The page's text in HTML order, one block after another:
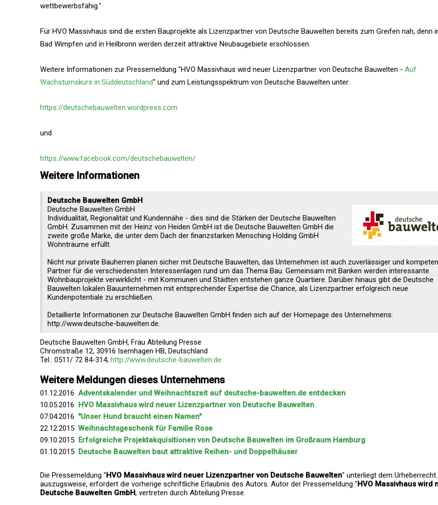
wettbewerbsfähig."
Für HVO Massivhaus sind die ersten Bauprojekte als Lizenzpartner von Deutsche Bauwelten bereits zum Greifen nah, denn
Bad Wimpfen und in Heilbronn werden derzeit attraktive Neubaugebiete erschlossen.
Weitere Informationen zur Pressemeldung "HVO Massivhaus wird neuer Lizenzpartner von Deutsche Bauwelten - Auf
Wachstumskurs in Süddeutschland" und zum Leistungsspektrum von Deutsche Bauwelten unter:
https://deutschebauwelten.wordpress.com
und
https://www.facebook.com/deutschebauwelten/
Weitere Informationen
Deutsche Bauwelten GmbH
Deutsche Bauwelten GmbH
Individualität, Regionalität und Kundennähe - dies sind die Stärken der Deutsche Bauwelten
GmbH. Zusammen mit der Heinz von Heiden GmbH ist die Deutsche Bauwelten GmbH die
zweite große Marke, die unter dem Dach der finanzstarken Mensching Holding GmbH
Wohnträume erfüllt.
Nicht nur private Bauherren planen sicher mit Deutsche Bauwelten, das Unternehmen ist auch zuverlässiger und
Partner für die verschiedensten Interessenlagen rund um das Thema Bau. Gemeinsam mit Banken werden interessante
Wohnbauprojekte verwirklicht - mit Kommunen und Städten entstehen ganze Quartiere. Darüber hinaus gibt die Deutsche
Bauwelten lokalen Bauunternehmen mit entsprechender Expertise die Chance, als Lizenzpartner erfolgreich neue
Kundenpotentiale zu erschließen.
Detaillierte Informationen zur Deutsche Bauwelten GmbH finden sich auf der Homepage des Unternehmens:
http://www.deutsche-bauwelten.de.
Deutsche Bauwelten GmbH, Frau Abteilung Presse
Chromstraße 12, 30916 Isernhagen HB, Deutschland
Tel.: 0511/ 72 84-314; http://www.deutsche-bauwelten.de
Weitere Meldungen dieses Unternehmens
01.12.2016 Adventskalender und Weihnachtszeit auf deutsche-bauwelten.de entdecken
10.05.2016 HVO Massivhaus wird neuer Lizenzpartner von Deutsche Bauwelten
07.04.2016 "Unser Hund braucht einen Namen"
22.12.2015 Weihnachtsgeschenk für Familie Rose
09.10.2015 Erfolgreiche Projektakquisitionen von Deutsche Bauwelten im Großraum Hamburg
01.10.2015 Deutsche Bauwelten baut attraktive Reihen- und Doppelhäuser
Die Pressemeldung "HVO Massivhaus wird neuer Lizenzpartner von Deutsche Bauwelten" unterliegt dem
auszugsweise, erfordert die vorherige schriftliche Erlaubnis des Autors. Autor der Pressemeldung "HVO Massivhaus wird
Deutsche Bauwelten GmbH, vertreten durch Abteilung Presse.